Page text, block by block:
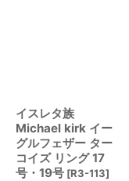
イスレタ族
Michael kirk イー
グルフェザー ター
コイズ リング 17
号・19号 [R3-113]